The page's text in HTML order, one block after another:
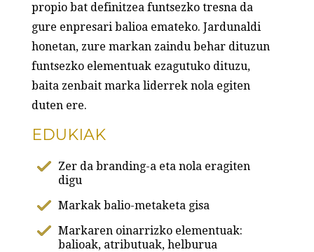
propio bat definitzea funtsezko tresna da
gure enpresari balioa emateko. Jardunaldi
honetan, zure markan zaindu behar dituzun
funtsezko elementuak ezagutuko dituzu,
baita zenbait marka liderrek nola egiten
duten ere.
EDUKIAK
Zer da branding-a eta nola eragiten
digu
Markak balio-metaketa gisa
Markaren oinarrizko elementuak:
balioak, atributuak, helburua